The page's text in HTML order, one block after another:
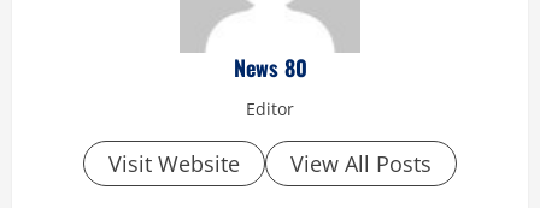
News 80
Editor
Visit Website View All Posts